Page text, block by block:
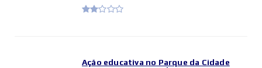
Ação educativa no Parque da Cidade